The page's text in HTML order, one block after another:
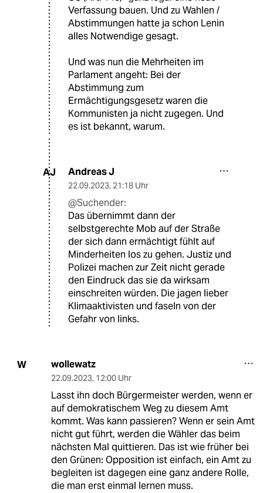
Verfassung bauen. Und zu Wahlen /
Abstimmungen hatte ja schon Lenin
alles Notwendige gesagt.
Und was nun die Mehrheiten im
Parlament angeht: Bei der
Abstimmung zum
Ermächtigungsgesetz waren die
Kommunisten ja nicht zugegen. Und
es ist bekannt, warum.
AJ Andreas J
22.09.2023, 21:18 Uhr
@Suchender:
Das übernimmt dann der
selbstgerechte Mob auf der Straße
der sich dann ermächtigt fühlt auf
Minderheiten los zu gehen. Justiz und
Polizei machen zur Zeit nicht gerade
den Eindruck das sie da wirksam
einschreiten würden. Die jagen lieber
Klimaaktivisten und faseln von der
Gefahr von links.
W wollewatz
22.09.2023, 12:00 Uhr
Lasst ihn doch Bürgermeister werden, wenn er
auf demokratischem Weg zu diesem Amt
kommt. Was kann passieren? Wenn er sein Amt
nicht gut führt, werden die Wähler das beim
nächsten Mal quittieren. Das ist wie früher bei
den Grünen: Opposition ist einfach, ein Amt zu
begleiten ist dagegen eine ganz andere Rolle,
die man erst einmal lernen muss.